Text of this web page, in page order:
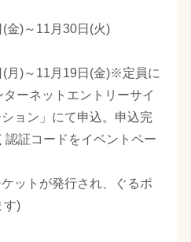
)～11月30日(火)
月)～11月19日(金)※定員に
ーネットエントリーサイ
ョン」にて申込。申込完
認証コードをイベントペー
ットが発行され、ぐるポ
す)